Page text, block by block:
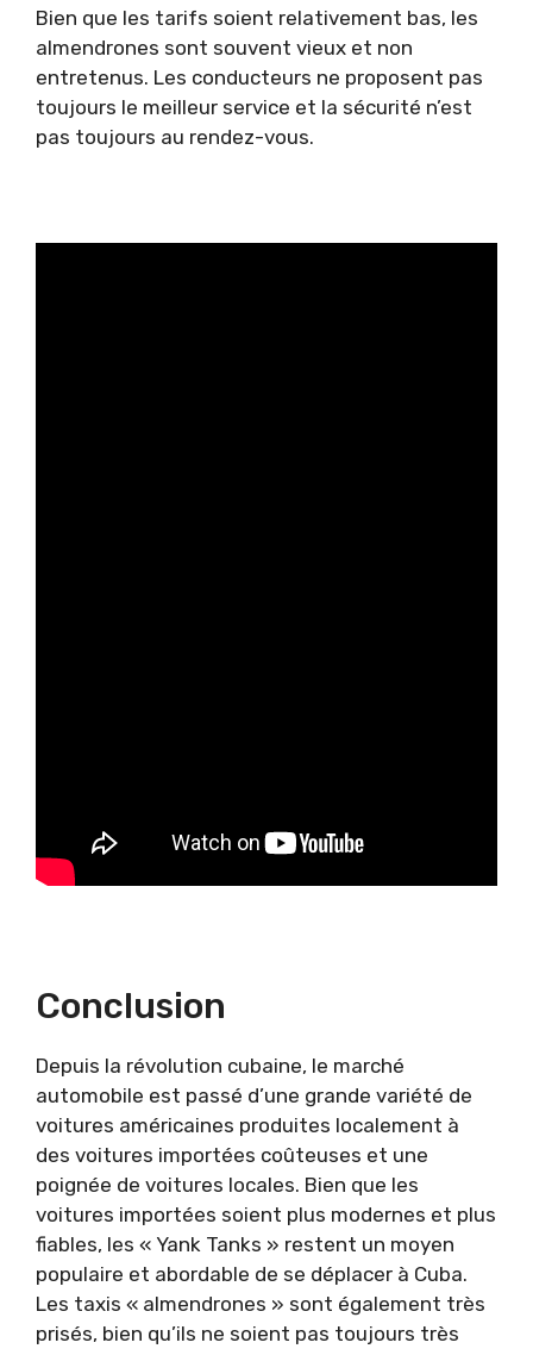
Bien que les tarifs soient relativement bas, les
almendrones sont souvent vieux et non
entretenus. Les conducteurs ne proposent pas
toujours le meilleur service et la sécurité n’est
pas toujours au rendez-vous.
Conclusion
Depuis la révolution cubaine, le marché
automobile est passé d’une grande variété de
voitures américaines produites localement à
des voitures importées coûteuses et une
poignée de voitures locales. Bien que les
voitures importées soient plus modernes et plus
fiables, les « Yank Tanks » restent un moyen
populaire et abordable de se déplacer à Cuba.
Les taxis « almendrones » sont également très
prisés, bien qu’ils ne soient pas toujours très